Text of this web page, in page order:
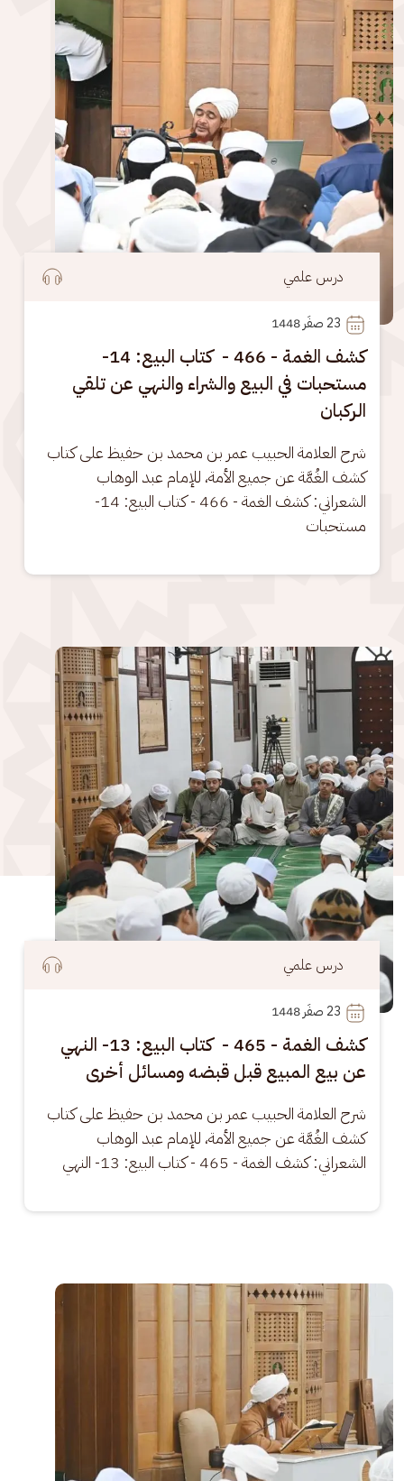
درس علمي
23 صفَر 1448
كشف الغمة - 466 - كتاب البيع: 14-
مستحبات في البيع والشراء والنهي عن تلقي
الركبان
شرح العلامة الحبيب عمر بن محمد بن حفيظ على كتاب
كشف الغُمَّة عن جميع الأمة، للإمام عبد الوهاب
الشعراني: كشف الغمة - 466 - كتاب البيع: 14-
مستحبات
الصورة
درس علمي
23 صفَر 1448
كشف الغمة - 465 - كتاب البيع: 13- النهي
عن بيع المبيع قبل قبضه ومسائل أخرى
شرح العلامة الحبيب عمر بن محمد بن حفيظ على كتاب
كشف الغُمَّة عن جميع الأمة، للإمام عبد الوهاب
الشعراني: كشف الغمة - 465 - كتاب البيع: 13- النهي
الصورة